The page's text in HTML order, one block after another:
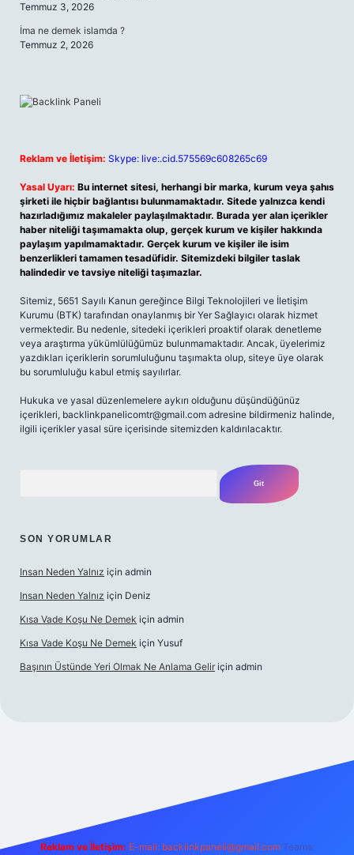
Temmuz 3, 2026
İma ne demek islamda ?
Temmuz 2, 2026
Reklam ve İletişim: Skype: live:.cid.575569c608265c69
Yasal Uyarı: Bu internet sitesi, herhangi bir marka, kurum veya şahıs
şirketi ile hiçbir bağlantısı bulunmamaktadır. Sitede yalnızca kendi
hazırladığımız makaleler paylaşılmaktadır. Burada yer alan içerikler
haber niteliği taşımamakta olup, gerçek kurum ve kişiler hakkında
paylaşım yapılmamaktadır. Gerçek kurum ve kişiler ile isim
benzerlikleri tamamen tesadüfidir. Sitemizdeki bilgiler taslak
halindedir ve tavsiye niteliği taşımazlar.
Sitemiz, 5651 Sayılı Kanun gereğince Bilgi Teknolojileri ve İletişim
Kurumu (BTK) tarafından onaylanmış bir Yer Sağlayıcı olarak hizmet
vermektedir. Bu nedenle, sitedeki içerikleri proaktif olarak denetleme
veya araştırma yükümlülüğümüz bulunmamaktadır. Ancak, üyelerimiz
yazdıkları içeriklerin sorumluluğunu taşımakta olup, siteye üye olarak
bu sorumluluğu kabul etmiş sayılırlar.
Hukuka ve yasal düzenlemelere aykırı olduğunu düşündüğünüz
içerikleri, backlinkpanelicomtr@gmail.com adresine bildirmeniz halinde,
ilgili içerikler yasal süre içerisinde sitemizden kaldırılacaktır.
SON YORUMLAR
Insan Neden Yalnız için admin
Insan Neden Yalnız için Deniz
Kısa Vade Koşu Ne Demek için admin
Kısa Vade Koşu Ne Demek için Yusuf
Başının Üstünde Yeri Olmak Ne Anlama Gelir için admin
Reklam ve İletişim: E-mail: backlinkpaneli@gmail.com Teams: